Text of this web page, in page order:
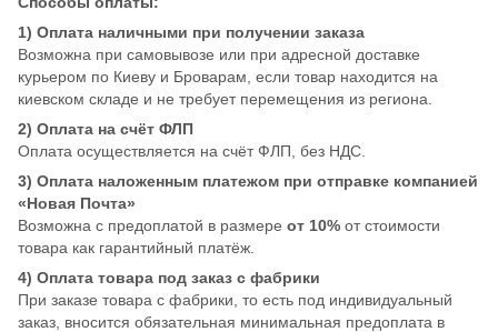
1) Оплата наличными при получении заказа
Возможна при самовывозе или при адресной доставке
курьером по Киеву и Броварам, если товар находится на
киевском складе и не требует перемещения из региона.
2) Оплата на счёт ФЛП
Оплата осуществляется на счёт ФЛП, без НДС.
3) Оплата наложенным платежом при отправке компанией
«Новая Почта»
Возможна с предоплатой в размере от 10% от стоимости
товара как гарантийный платёж.
4) Оплата товара под заказ с фабрики
При заказе товара с фабрики, то есть под индивидуальный
заказ, вносится обязательная минимальная предоплата в